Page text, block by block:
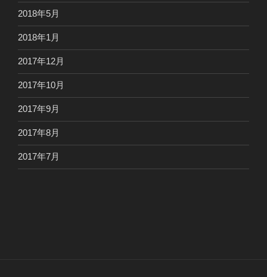
2018年5月
2018年1月
2017年12月
2017年10月
2017年9月
2017年8月
2017年7月